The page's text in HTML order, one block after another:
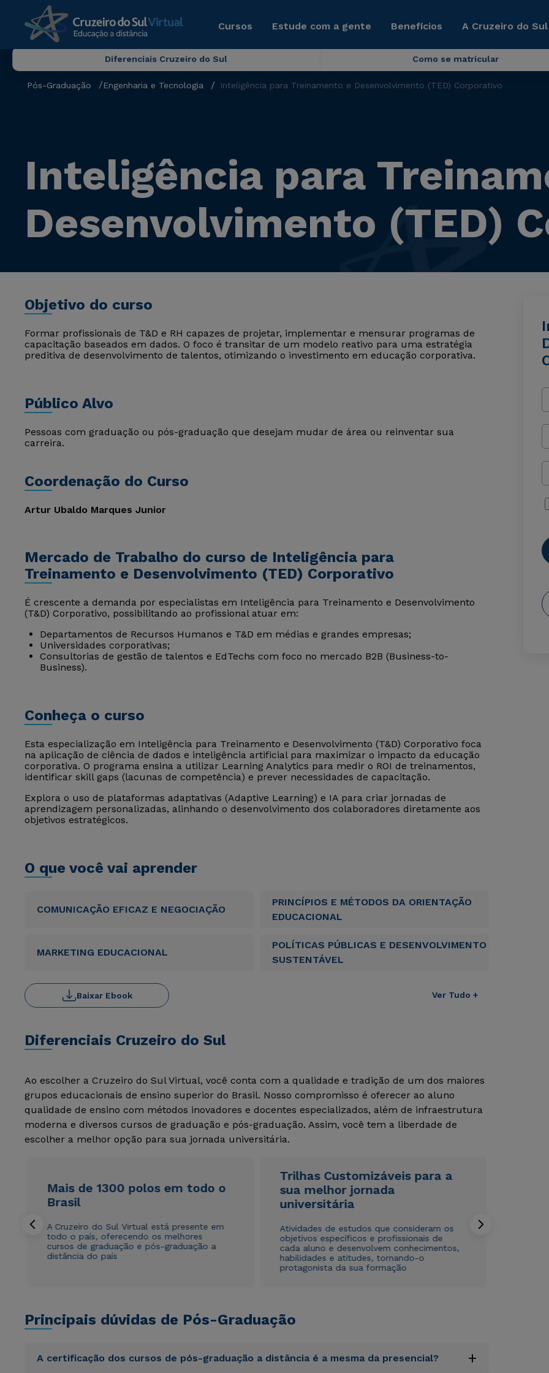
Cursos Estude com a gente Benefícios A Cruzeiro do
Diferenciais Cruzeiro do Sul Como se matricular
Pós-Graduação Engenharia e Tecnologia Inteligência para Treinamento e Desenvolvimento (TED) Corporativo
Inteligência para
Desenvolvimento (TED)
Objetivo do curso
Formar profissionais de T&D e RH capazes de projetar, implementar e mensurar programas de
capacitação baseados em dados. O foco é transitar de um modelo reativo para uma estratégia
preditiva de desenvolvimento de talentos, otimizando o investimento em educação corporativa.
Público Alvo
Pessoas com graduação ou pós-graduação que desejam mudar de área ou reinventar sua
carreira.
Coordenação do Curso
Artur Ubaldo Marques Junior
Mercado de Trabalho do curso de Inteligência para
Treinamento e Desenvolvimento (TED) Corporativo
É crescente a demanda por especialistas em Inteligência para Treinamento e Desenvolvimento
(T&D) Corporativo, possibilitando ao profissional atuar em:
Departamentos de Recursos Humanos e T&D em médias e grandes empresas;
Universidades corporativas;
Consultorias de gestão de talentos e EdTechs com foco no mercado B2B (Business-to-
Business).
Conheça o curso
Esta especialização em Inteligência para Treinamento e Desenvolvimento (T&D) Corporativo foca
na aplicação de ciência de dados e inteligência artificial para maximizar o impacto da educação
corporativa. O programa ensina a utilizar Learning Analytics para medir o ROI de treinamentos,
identificar skill gaps (lacunas de competência) e prever necessidades de capacitação.
Explora o uso de plataformas adaptativas (Adaptive Learning) e IA para criar jornadas de
aprendizagem personalizadas, alinhando o desenvolvimento dos colaboradores diretamente aos
objetivos estratégicos.
O que você vai aprender
COMUNICAÇÃO EFICAZ E NEGOCIAÇÃO
PRINCÍPIOS E MÉTODOS DA ORIENTAÇÃO
EDUCACIONAL
MARKETING EDUCACIONAL
POLÍTICAS PÚBLICAS E DESENVOLVIMENTO
SUSTENTÁVEL
Ver Tudo +
Baixar Ebook
Diferenciais Cruzeiro do Sul
Ao escolher a Cruzeiro do Sul Virtual, você conta com a qualidade e tradição de um dos maiores
grupos educacionais de ensino superior do Brasil. Nosso compromisso é oferecer ao aluno
qualidade de ensino com métodos inovadores e docentes especializados, além de infraestrutura
moderna e diversos cursos de graduação e pós-graduação. Assim, você tem a liberdade de
escolher a melhor opção para sua jornada universitária.
Mais de 1300 polos em todo o
Brasil
A Cruzeiro do Sul Virtual está presente em
todo o país, oferecendo os melhores
cursos de graduação e pós-graduação a
distância do país
Trilhas Customizáveis para a
sua melhor jornada
universitária
Atividades de estudos que consideram os
objetivos específicos e profissionais de
cada aluno e desenvolvem conhecimentos,
habilidades e atitudes, tornando-o
protagonista da sua formação
Principais dúvidas de Pós-Graduação
A certificação dos cursos de pós-graduação a distância é a mesma da presencial? +
Rápido e fácil
ou
Rápido e fácil
ou